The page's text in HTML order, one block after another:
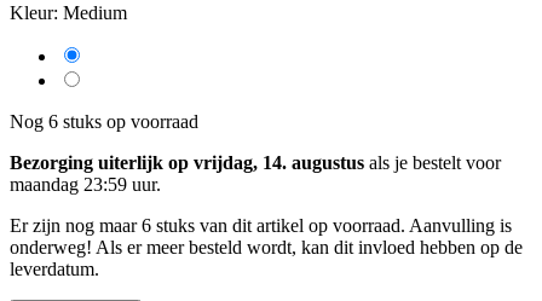
Kleur: Medium
Nog 6 stuks op voorraad
Bezorging uiterlijk op vrijdag, 14. augustus als je bestelt voor
maandag 23:59 uur.
Er zijn nog maar 6 stuks van dit artikel op voorraad. Aanvulling is
onderweg! Als er meer besteld wordt, kan dit invloed hebben op de
leverdatum.